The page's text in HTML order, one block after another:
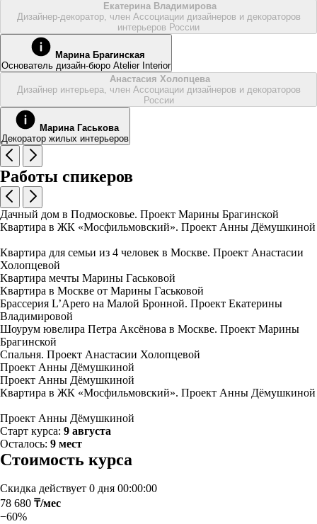
Екатерина Владимирова
Дизайнер-декоратор, член Ассоциации дизайнеров и декораторов
интерьеров России
Марина Брагинская
Основатель дизайн-бюро Atelier Interior
Анастасия Холопцева
Дизайнер интерьера, член Ассоциации дизайнеров и декораторов
России
Марина Гаськова
Декоратор жилых интерьеров
Работы спикеров
Дачный дом в Подмосковье. Проект Марины Брагинской
Квартира в ЖК «Мосфильмовский». Проект Анны Дёмушкиной
Квартира для семьи из 4 человек в Москве. Проект Анастасии
Холопцевой
Квартира мечты Марины Гаськовой
Квартира в Москве от Марины Гаськовой
Брассерия L’Apero на Малой Бронной. Проект Екатерины
Владимировой
Шоурум ювелира Петра Аксёнова в Москве. Проект Марины
Брагинской
Спальня. Проект Анастасии Холопцевой
Проект Анны Дёмушкиной
Проект Анны Дёмушкиной
Квартира в ЖК «Мосфильмовский». Проект Анны Дёмушкиной
Проект Анны Дёмушкиной
Старт курса: 9 августа
Осталось: 9 мест
Стоимость курса
Скидка действует 0 дня 00:00:00
78 680 ₸/мес
−60%